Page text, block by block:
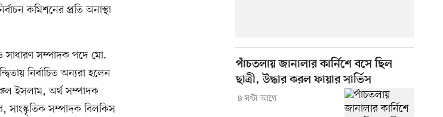
কমিশনের প্রতি অনাস্থা
সম্পাদক পদে মো.
নির্বাচিত অন্যরা হলেন
ইসলাম, অর্থ সম্পাদক
সম্পাদক বিলকিস
পাঁচতলায় জানালার কার্নিশে বসে ছিল
ছাত্রী, উদ্ধার করল ফায়ার সার্ভিস
৪ ঘণ্টা আগে